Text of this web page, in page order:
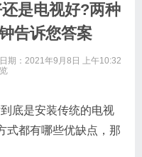
是电视好?两种
告诉您答案
期：2021年9月8日 上午10:32
底是安装传统的电视
式都有哪些优缺点，那